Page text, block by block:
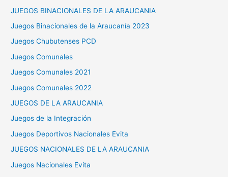
JUEGOS BINACIONALES DE LA ARAUCANIA
Juegos Binacionales de la Araucanía 2023
Juegos Chubutenses PCD
Juegos Comunales
Juegos Comunales 2021
Juegos Comunales 2022
JUEGOS DE LA ARAUCANIA
Juegos de la Integración
Juegos Deportivos Nacionales Evita
JUEGOS NACIONALES DE LA ARAUCANIA
Juegos Nacionales Evita